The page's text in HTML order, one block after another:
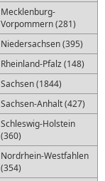
Mecklenburg-
Vorpommern (281)
Niedersachsen (395)
Rheinland-Pfalz (148)
Sachsen (1844)
Sachsen-Anhalt (427)
Schleswig-Holstein
(360)
Nordrhein-Westfahlen
(354)